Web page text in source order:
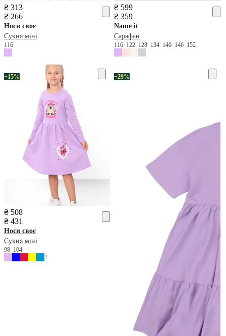
₴ 313
₴ 266
Носи своє
Сукня міні
116
₴ 599
₴ 359
Name it
Сарафан
116 122 128 134 140 146 152
−15%
₴ 508
₴ 431
Носи своє
Сукня міні
98 104
2
−29%